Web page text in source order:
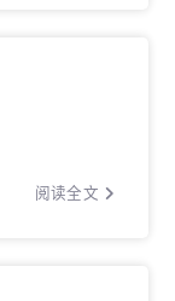
阅读全文